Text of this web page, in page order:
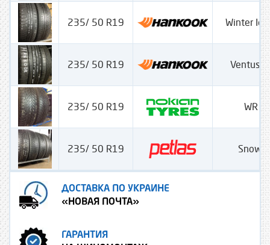
235/ 50 R19 Winter
235/ 50 R19 Ventus
235/ 50 R19 WR
235/ 50 R19 Snow
ДОСТАВКА ПО УКРАИНЕ
«НОВАЯ ПОЧТА»
ГАРАНТИЯ